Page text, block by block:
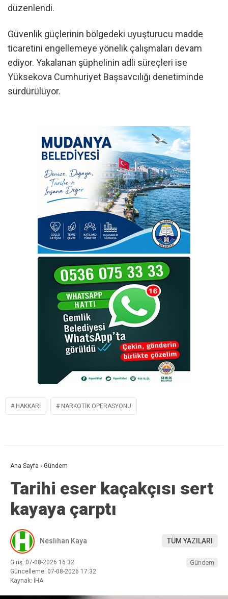
düzenlendi.
Güvenlik güçlerinin bölgedeki uyuşturucu madde
ticaretini engellemeye yönelik çalışmaları devam
ediyor. Yakalanan şüphelinin adli süreçleri ise
Yüksekova Cumhuriyet Başsavcılığı denetiminde
sürdürülüyor.
HAKKARI NARKOTIK OPERASYONU
Ana Sayfa › Gündem
Tarihi eser kaçakçısı sert
kayaya çarptı
Neslihan Kaya TÜM YAZILARI
Giriş: 07-08-2026 16:32
Güncelleme: 07-08-2026 17:32
Kaynak: İHA
Gündem